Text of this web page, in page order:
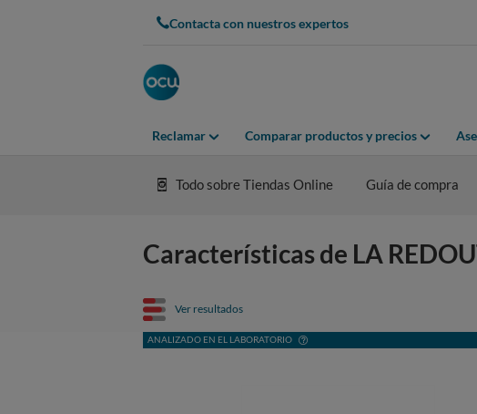
Contacta con nuestros expertos
Reclamar Comparar productos y precios
Todo sobre Tiendas Online Guía de compra
Características de LA
Ver resultados
ANALIZADO EN EL LABORATORIO